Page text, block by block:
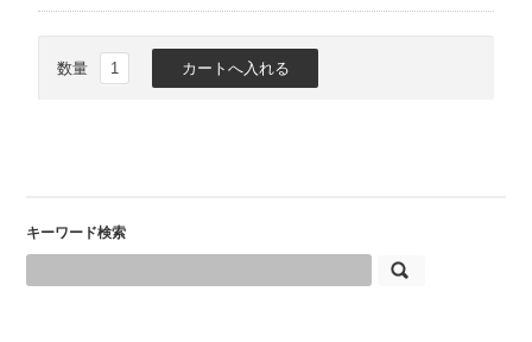
数量
キーワード検索